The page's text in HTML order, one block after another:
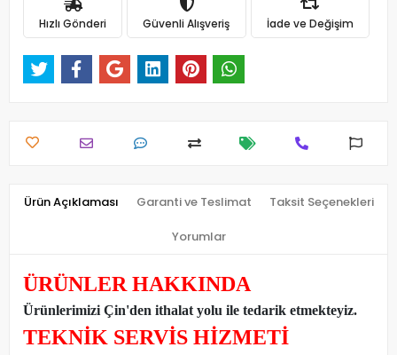
Hızlı Gönderi Güvenli Alışveriş İade ve Değişim
Ürün Açıklaması Garanti ve Teslimat Taksit Seçenekleri
Yorumlar
ÜRÜNLER HAKKINDA
Ürünlerimizi Çin'den ithalat yolu ile tedarik etmekteyiz.
TEKNİK SERVİS HİZMETİ